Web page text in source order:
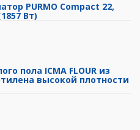
PURMO Compact 22,
Вт)
пола ICMA FLOUR из
высокой плотности